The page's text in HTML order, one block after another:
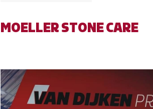
MOELLER STONE CARE